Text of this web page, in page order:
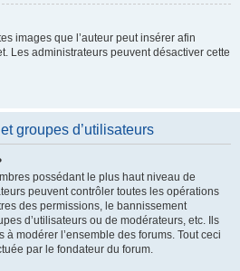
images que l’auteur peut insérer afin
Les administrateurs peuvent désactiver cette
groupes d’utilisateurs
possédant le plus haut niveau de
peuvent contrôler toutes les opérations
des permissions, le bannissement
d’utilisateurs ou de modérateurs, etc. Ils
modérer l’ensemble des forums. Tout ceci
par le fondateur du forum.